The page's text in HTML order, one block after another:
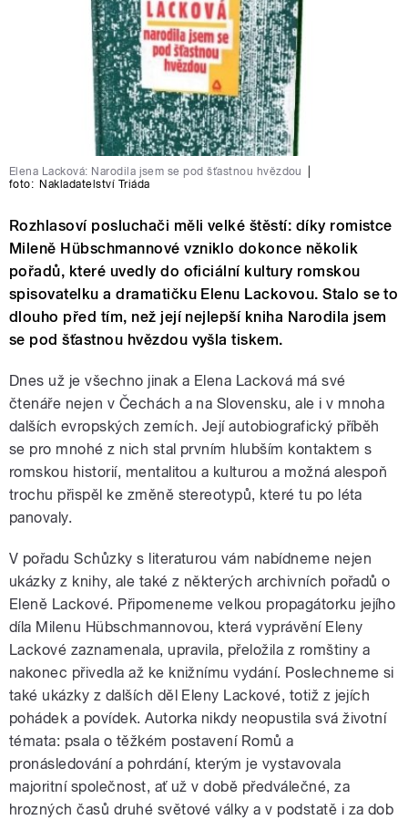
Elena Lacková: Narodila jsem se pod šťastnou hvězdou
foto: Nakladatelství Triáda
Rozhlasoví posluchači měli velké štěstí: díky romistce
Mileně Hübschmannové vzniklo dokonce několik
pořadů, které uvedly do oficiální kultury romskou
spisovatelku a dramatičku Elenu Lackovou. Stalo se to
dlouho před tím, než její nejlepší kniha Narodila jsem
se pod šťastnou hvězdou vyšla tiskem.
Dnes už je všechno jinak a Elena Lacková má své
čtenáře nejen v Čechách a na Slovensku, ale i v mnoha
dalších evropských zemích. Její autobiografický příběh
se pro mnohé z nich stal prvním hlubším kontaktem s
romskou historií, mentalitou a kulturou a možná alespoň
trochu přispěl ke změně stereotypů, které tu po léta
panovaly.
V pořadu Schůzky s literaturou vám nabídneme nejen
ukázky z knihy, ale také z některých archivních pořadů o
Eleně Lackové. Připomeneme velkou propagátorku jejího
díla Milenu Hübschmannovou, která vyprávění Eleny
Lackové zaznamenala, upravila, přeložila z romštiny a
nakonec přivedla až ke knižnímu vydání. Poslechneme si
také ukázky z dalších děl Eleny Lackové, totiž z jejích
pohádek a povídek. Autorka nikdy neopustila svá životní
témata: psala o těžkém postavení Romů a
pronásledování a pohrdání, kterým je vystavovala
majoritní společnost, ať už v době předválečné, za
hrozných časů druhé světové války a v podstatě i za dob